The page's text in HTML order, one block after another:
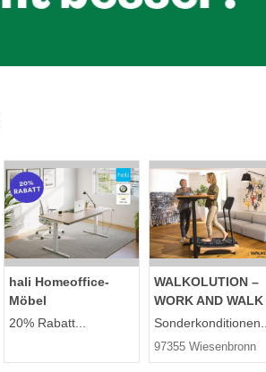
hali Homeoffice-
Möbel
20% Rabatt...
WALKOLUTION –
WORK AND WALK
Sonderkonditionen...
97355 Wiesenbronn